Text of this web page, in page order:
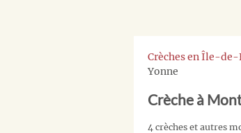
Crèches en Île-de-
Yonne
Crèche à
4 crèches et autres